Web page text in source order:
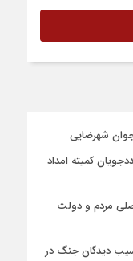
جوان شهرضایی
کمیته امداد
مردم و دولت
آسیب دیدگان جنگ در